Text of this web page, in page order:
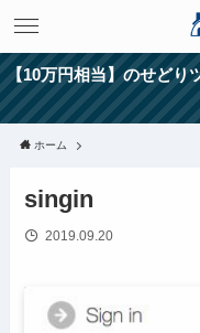
【10万円相当】のせどり
ホーム
singin
2019.09.20